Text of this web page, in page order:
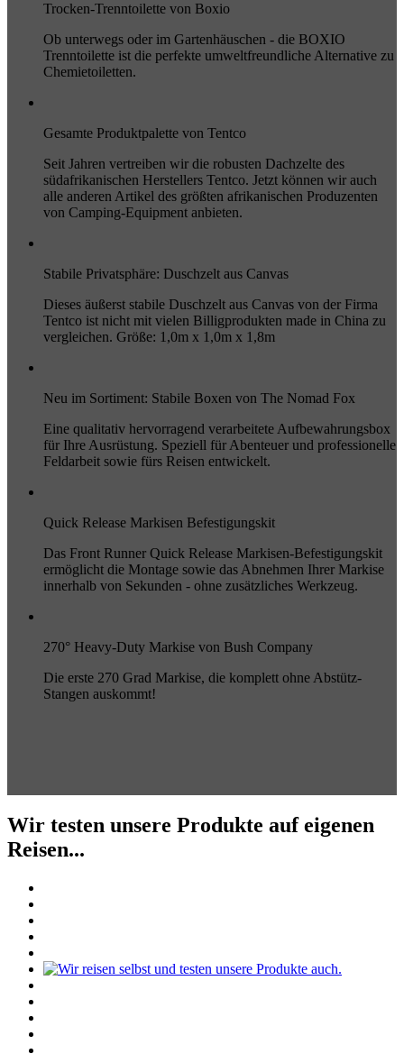
Trocken-Trenntoilette von Boxio
Ob unterwegs oder im Gartenhäuschen - die BOXIO
Trenntoilette ist die perfekte umweltfreundliche Alternative zu
Chemietoiletten.
Gesamte Produktpalette von Tentco
Seit Jahren vertreiben wir die robusten Dachzelte des
südafrikanischen Herstellers Tentco. Jetzt können wir auch
alle anderen Artikel des größten afrikanischen Produzenten
von Camping-Equipment anbieten.
Stabile Privatsphäre: Duschzelt aus Canvas
Dieses äußerst stabile Duschzelt aus Canvas von der Firma
Tentco ist nicht mit vielen Billigprodukten made in China zu
vergleichen. Größe: 1,0m x 1,0m x 1,8m
Neu im Sortiment: Stabile Boxen von The Nomad Fox
Eine qualitativ hervorragend verarbeitete Aufbewahrungsbox
für Ihre Ausrüstung. Speziell für Abenteuer und professionelle
Feldarbeit sowie fürs Reisen entwickelt.
Quick Release Markisen Befestigungskit
Das Front Runner Quick Release Markisen-Befestigungskit
ermöglicht die Montage sowie das Abnehmen Ihrer Markise
innerhalb von Sekunden - ohne zusätzliches Werkzeug.
270° Heavy-Duty Markise von Bush Company
Die erste 270 Grad Markise, die komplett ohne Abstütz-
Stangen auskommt!
Wir testen unsere Produkte auf eigenen
Reisen...